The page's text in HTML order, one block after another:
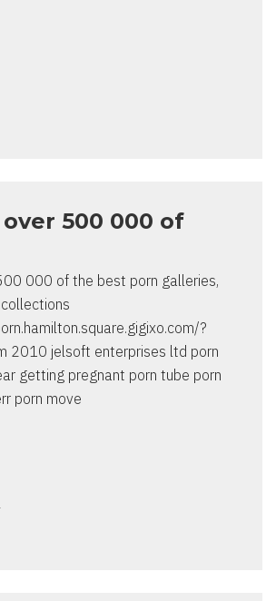
500 000 of
000 of the best porn galleries,
?
2010 jelsoft enterprises ltd porn
getting pregnant porn tube porn
porn move